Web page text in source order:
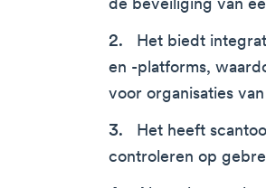
de beveiliging van
Het biedt
en -platforms,
voor organisaties
Het heeft
controleren op